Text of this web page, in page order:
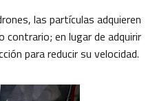
las partículas adquieren
contrario; en lugar de adquirir
para reducir su velocidad.